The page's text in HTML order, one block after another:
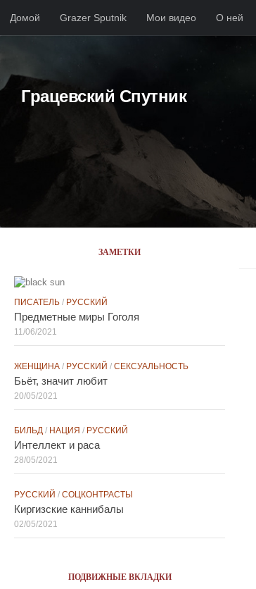
Skip to content
Домой Grazer Sputnik Мои видео О ней
Грацевский Спутник
ЗАМЕТКИ
ПИСАТЕЛЬ / РУССКИЙ
Предметные миры Гоголя
11/06/2021
ЖЕНЩИНА / РУССКИЙ / СЕКСУАЛЬНОСТЬ
Бьёт, значит любит
20/05/2021
БИЛЬД / НАЦИЯ / РУССКИЙ
Интеллект и раса
28/05/2021
РУССКИЙ / СОЦКОНТРАСТЫ
Киргизские каннибалы
02/05/2021
ПОДВИЖНЫЕ ВКЛАДКИ